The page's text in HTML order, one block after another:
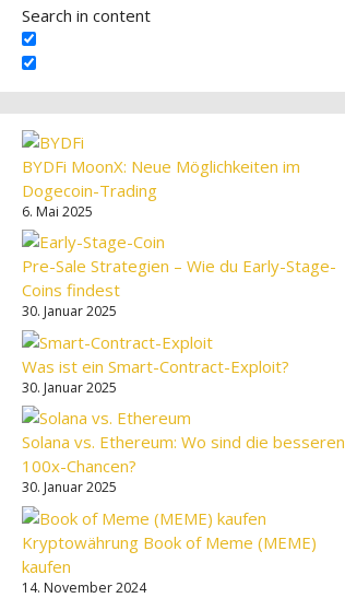
Search in content
BYDFi MoonX: Neue Möglichkeiten im
Dogecoin-Trading
6. Mai 2025
Pre-Sale Strategien – Wie du Early-Stage-
Coins findest
30. Januar 2025
Was ist ein Smart-Contract-Exploit?
30. Januar 2025
Solana vs. Ethereum: Wo sind die besseren
100x-Chancen?
30. Januar 2025
Kryptowährung Book of Meme (MEME)
kaufen
14. November 2024